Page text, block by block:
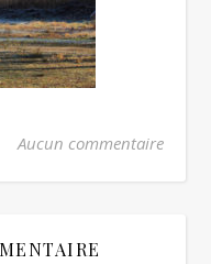
Aucun commentaire